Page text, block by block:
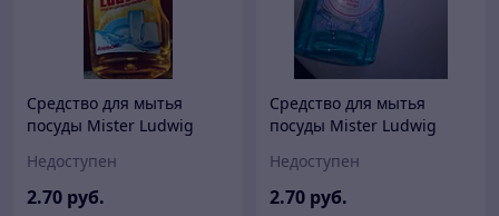
Средство для мытья
посуды Mister Ludwig
Недоступен
2.70 руб.
Средство для мытья
посуды Mister Ludwig
Недоступен
2.70 руб.